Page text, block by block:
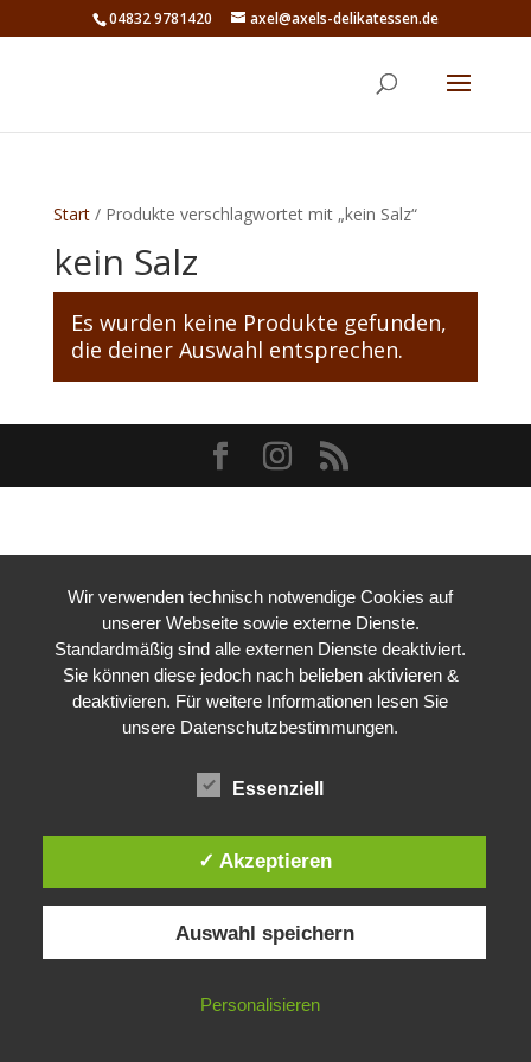
04832 9781420 axel@axels-delikatessen.de
Start/ Produkte verschlagwortet mit „kein Salz“
kein Salz
Es wurden keine Produkte gefunden,
die deiner Auswahl entsprechen.
Wir verwenden technisch notwendige Cookies auf
unserer Webseite sowie externe Dienste.
Standardmäßig sind alle externen Dienste deaktiviert.
Sie können diese jedoch nach belieben aktivieren &
deaktivieren. Für weitere Informationen lesen Sie
unsere Datenschutzbestimmungen.
Essenziell
✓ Akzeptieren
Auswahl speichern
Personalisieren